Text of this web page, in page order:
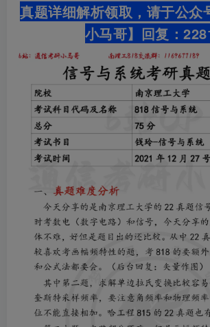
真题详细解析领取，请于公众
小马哥】 回复：